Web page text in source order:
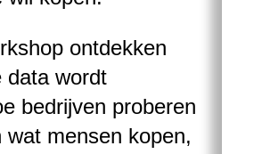
ontdekken
data wordt
bedrijven proberen
wat mensen kopen,